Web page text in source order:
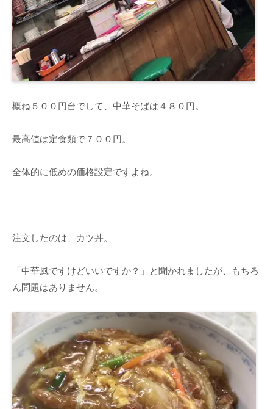
概ね５００円台でして、中華そばは４８０円。
最高値は定食類で７００円。
全体的に低めの価格設定ですよね。
注文したのは、カツ丼。
「中華風ですけどいいですか？」と聞かれましたが、もちろ
ん問題はありません。